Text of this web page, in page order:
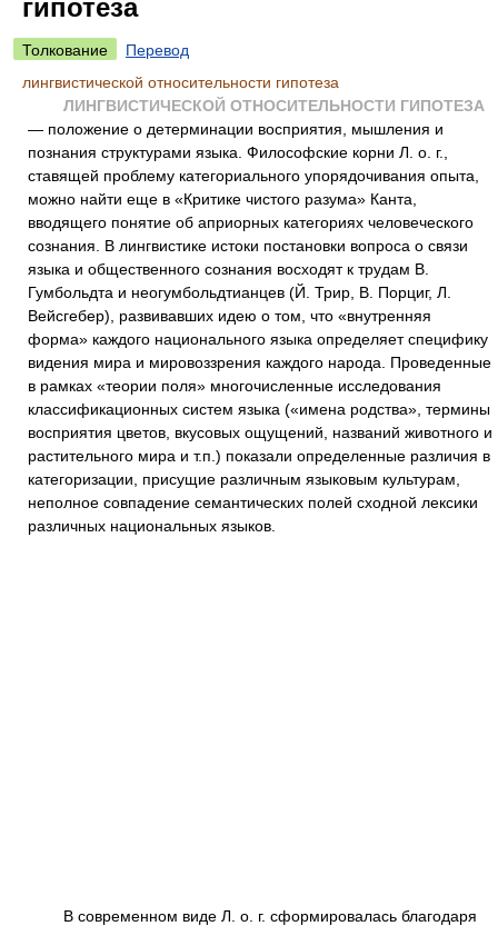
гипотеза
Толкование
Перевод
лингвистической относительности гипотеза
ЛИНГВИСТИЧЕСКОЙ ОТНОСИТЕЛЬНОСТИ ГИПОТЕЗА
— положение о детерминации восприятия, мышления и
познания структурами языка. Философские корни Л. о. г.,
ставящей проблему категориального упорядочивания опыта,
можно найти еще в «Критике чистого разума» Канта,
вводящего понятие об априорных категориях человеческого
сознания. В лингвистике истоки постановки вопроса о связи
языка и общественного сознания восходят к трудам В.
Гумбольдта и неогумбольдтианцев (Й. Трир, В. Порциг, Л.
Вейсгебер), развивавших идею о том, что «внутренняя
форма» каждого национального языка определяет специфику
видения мира и мировоззрения каждого народа. Проведенные
в рамках «теории поля» многочисленные исследования
классификационных систем языка («имена родства», термины
восприятия цветов, вкусовых ощущений, названий животного и
растительного мира и т.п.) показали определенные различия в
категоризации, присущие различным языковым культурам,
неполное совпадение семантических полей сходной лексики
различных национальных языков.
В современном виде Л. о. г. сформировалась благодаря